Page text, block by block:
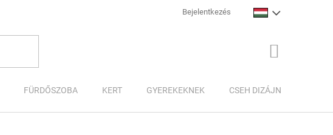
Bejelentkezés
FÜRDŐSZOBA KERT GYEREKEKNEK CSEH DIZÁJN